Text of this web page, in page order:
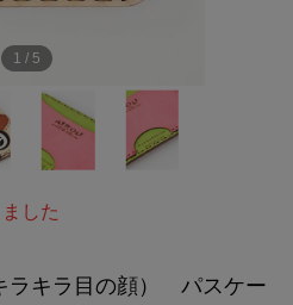
1 / 5
した
ラキラ目の顔） パスケー